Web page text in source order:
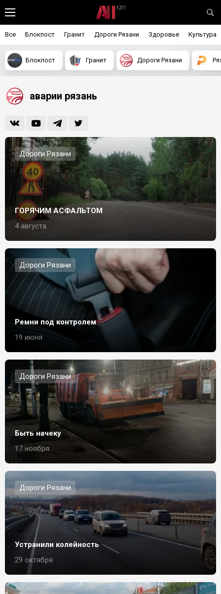
Все Блокпост Гранит Дороги Рязани Здоровье Культура
Блокпост Гранит Дороги Рязани
аварии рязань
Дороги Рязани
ГОРЯЧИМ АСФАЛЬТОМ
4 августа
Дороги Рязани
Ремни под контролем
19 июня
Дороги Рязани
Быть начеку
17 ноября
Дороги Рязани
Устранили колейность
29 октября